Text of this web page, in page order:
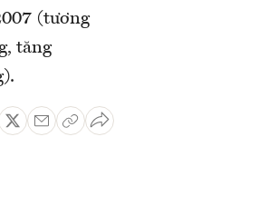
(tương
tăng